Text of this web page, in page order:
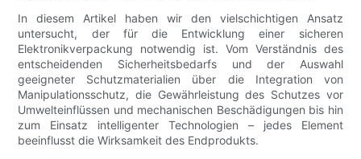
In diesem Artikel haben wir den vielschichtigen Ansatz
untersucht, der für die Entwicklung einer sicheren
Elektronikverpackung notwendig ist. Vom Verständnis des
entscheidenden Sicherheitsbedarfs und der Auswahl
geeigneter Schutzmaterialien über die Integration von
Manipulationsschutz, die Gewährleistung des Schutzes vor
Umwelteinflüssen und mechanischen Beschädigungen bis hin
zum Einsatz intelligenter Technologien – jedes Element
beeinflusst die Wirksamkeit des Endprodukts.